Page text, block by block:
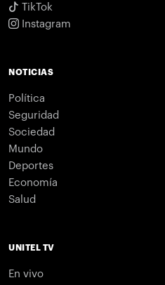
TikTok
Instagram
NOTICIAS
Política
Seguridad
Sociedad
Mundo
Deportes
Economía
Salud
UNITEL TV
En vivo